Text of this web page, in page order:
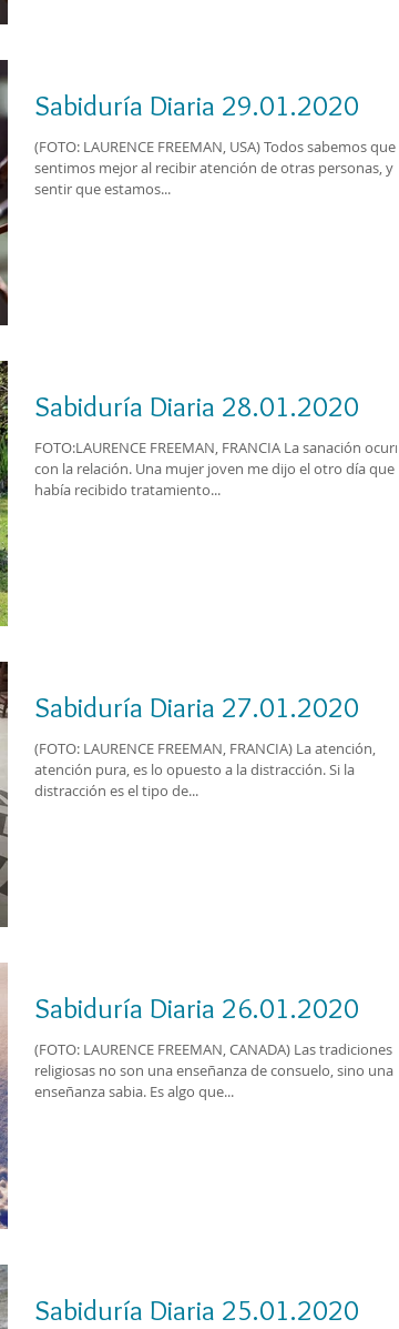
Sabiduría Diaria 29.01.2020
(FOTO: LAURENCE FREEMAN, USA) Todos sabemos que nos
sentimos mejor al recibir atención de otras personas, y al
sentir que estamos...
Sabiduría Diaria 28.01.2020
FOTO:LAURENCE FREEMAN, FRANCIA La sanación ocurre
con la relación. Una mujer joven me dijo el otro día que
había recibido tratamiento...
Sabiduría Diaria 27.01.2020
(FOTO: LAURENCE FREEMAN, FRANCIA) La atención,
atención pura, es lo opuesto a la distracción. Si la
distracción es el tipo de...
Sabiduría Diaria 26.01.2020
(FOTO: LAURENCE FREEMAN, CANADA) Las tradiciones
religiosas no son una enseñanza de consuelo, sino una
enseñanza sabia. Es algo que...
Sabiduría Diaria 25.01.2020